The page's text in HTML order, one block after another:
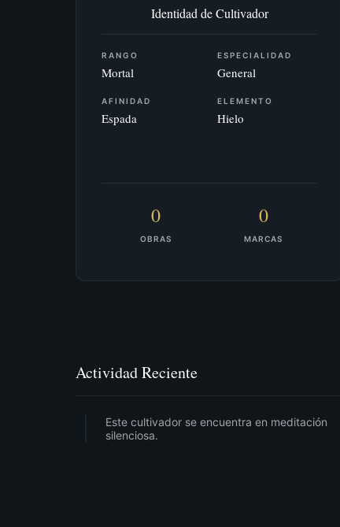
Identidad de Cultivador
RANGO
Mortal
ESPECIALIDAD
General
AFINIDAD
Espada
ELEMENTO
Hielo
0
OBRAS
0
MARCAS
Actividad Reciente
Este cultivador se encuentra en meditación
silenciosa.